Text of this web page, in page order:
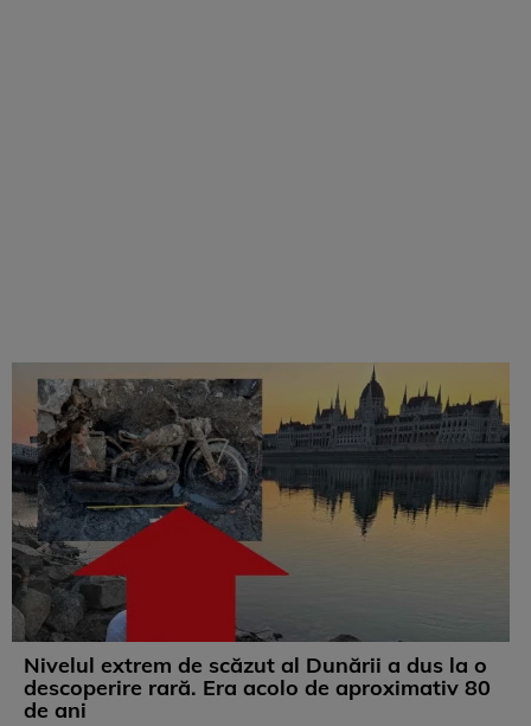
Nivelul extrem de scăzut al Dunării a dus la o
descoperire rară. Era acolo de aproximativ 80
de ani